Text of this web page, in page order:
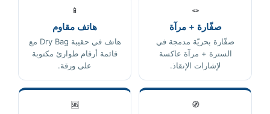
🪢
صفّارة + مرآة
صفّارة بحريّة مدمجة في
السترة + مرآة عاكسة
لإشارات الإنقاذ.
📱
هاتف مقاوم
هاتف في حقيبة Dry Bag مع
قائمة أرقام طوارئ مكتوبة
على ورقة.
🧭
🆘